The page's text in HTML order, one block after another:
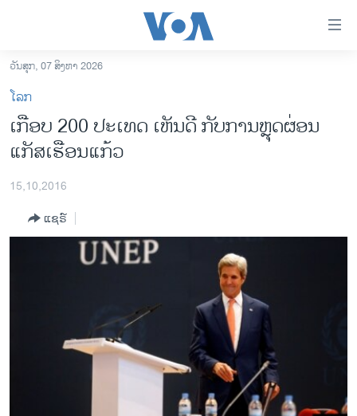
ເຂົ້າ
ຫາ
ຂ້າມ
ຂ້າມ
ຂ້າມ
ຫາ
ລາວ
ອາເມຣິກາ
ຂ່າວ​ຈີນ
ໂລກ
ຊຸມຊົນຊາວລາວ
ວິທະຍາສາດ-ເທັກໂນໂລຈີ
ວັນສຸກ, 07 ສິງຫາ 2026
ໂລກ
ເກືອບ 200 ປະເທດ ເຫັນດີ ກັບການຫຼຸດຜ່ອນ
ແກັສເຮືອນແກ້ວ
15,10,2016
ແຊຣ໌